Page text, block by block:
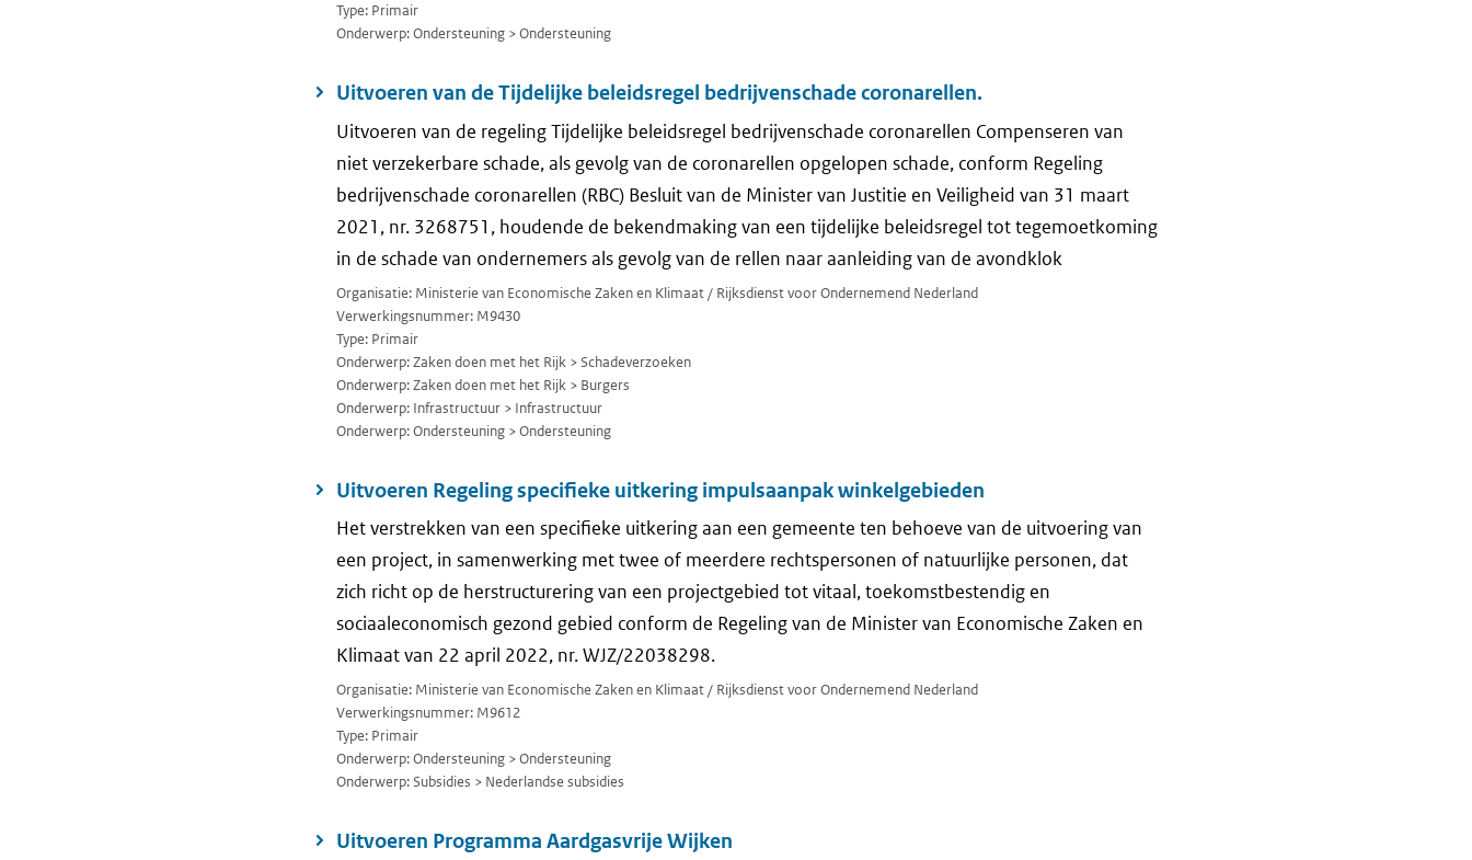
Type: Primair
Onderwerp: Ondersteuning > Ondersteuning
Uitvoeren van de Tijdelijke beleidsregel bedrijvenschade coronarellen.
Uitvoeren van de regeling Tijdelijke beleidsregel bedrijvenschade coronarellen Compenseren van
niet verzekerbare schade, als gevolg van de coronarellen opgelopen schade, conform Regeling
bedrijvenschade coronarellen (RBC) Besluit van de Minister van Justitie en Veiligheid van 31 maart
2021, nr. 3268751, houdende de bekendmaking van een tijdelijke beleidsregel tot tegemoetkoming
in de schade van ondernemers als gevolg van de rellen naar aanleiding van de avondklok
Organisatie: Ministerie van Economische Zaken en Klimaat / Rijksdienst voor Ondernemend Nederland
Verwerkingsnummer: M9430
Type: Primair
Onderwerp: Zaken doen met het Rijk > Schadeverzoeken
Onderwerp: Zaken doen met het Rijk > Burgers
Onderwerp: Infrastructuur > Infrastructuur
Onderwerp: Ondersteuning > Ondersteuning
Uitvoeren Regeling specifieke uitkering impulsaanpak winkelgebieden
Het verstrekken van een specifieke uitkering aan een gemeente ten behoeve van de uitvoering van
een project, in samenwerking met twee of meerdere rechtspersonen of natuurlijke personen, dat
zich richt op de herstructurering van een projectgebied tot vitaal, toekomstbestendig en
sociaaleconomisch gezond gebied conform de Regeling van de Minister van Economische Zaken en
Klimaat van 22 april 2022, nr. WJZ/22038298.
Organisatie: Ministerie van Economische Zaken en Klimaat / Rijksdienst voor Ondernemend Nederland
Verwerkingsnummer: M9612
Type: Primair
Onderwerp: Ondersteuning > Ondersteuning
Onderwerp: Subsidies > Nederlandse subsidies
Uitvoeren Programma Aardgasvrije Wijken